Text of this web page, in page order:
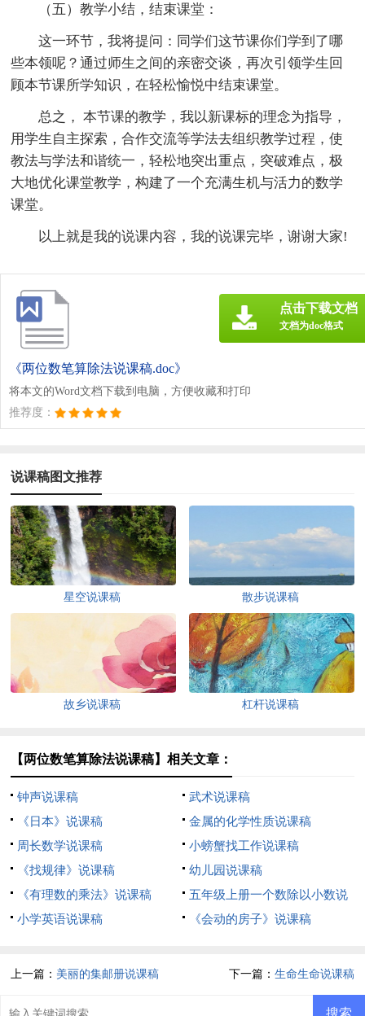
（五）教学小结，结束课堂：
这一环节，我将提问：同学们这节课你们学到了哪
些本领呢？通过师生之间的亲密交谈，再次引领学生回
顾本节课所学知识，在轻松愉悦中结束课堂。
总之， 本节课的教学，我以新课标的理念为指导，
用学生自主探索，合作交流等学法去组织教学过程，使
教法与学法和谐统一，轻松地突出重点，突破难点，极
大地优化课堂教学，构建了一个充满生机与活力的数学
课堂。
以上就是我的说课内容，我的说课完毕，谢谢大家!
《两位数笔算除法说课稿.doc》
将本文的Word文档下载到电脑，方便收藏和打印
推荐度：
点击下载文档
文档为doc格式
说课稿图文推荐
星空说课稿 散步说课稿
故乡说课稿 杠杆说课稿
【两位数笔算除法说课稿】相关文章：
钟声说课稿
武术说课稿
《日本》说课稿
金属的化学性质说课稿
周长数学说课稿
小螃蟹找工作说课稿
《找规律》说课稿
幼儿园说课稿
《有理数的乘法》说课稿
五年级上册一个数除以小数说
课稿
小学英语说课稿 《会动的房子》说课稿
上一篇： 美丽的集邮册说课稿 下一篇： 生命生命说课稿